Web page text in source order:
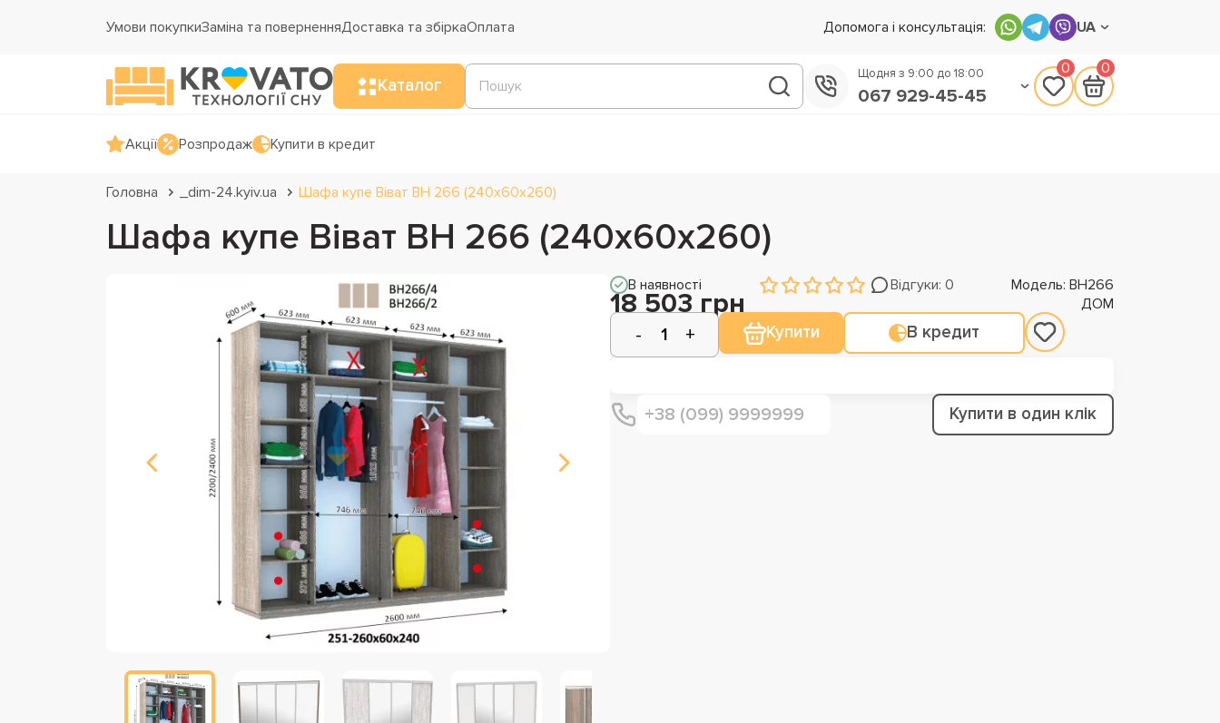
Умови покупкиЗаміна та поверненняДоставка та збіркаОплата Допомога і консультація: UA
Каталог
Щодня з 9:00 до 18:00
067 929-45-45
0 0
Акції Розпродаж Купити в кредит
Головна _dim-24.kyiv.ua Шафа купе Віват ВН 266 (240х60х260)
Шафа купе Віват ВН 266 (240х60х260)
В наявності Відгуки: 0 Модель: ВН266
18 503 грн ДОМ
Купити В кредит
Купити в один клік